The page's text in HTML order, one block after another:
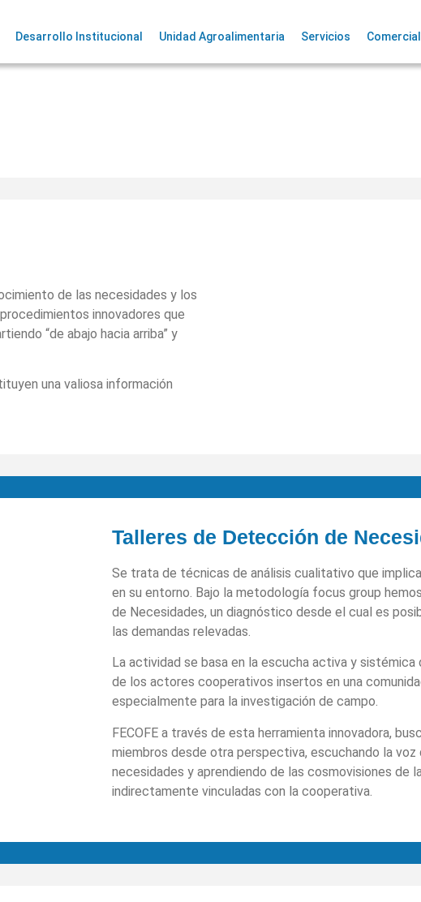
Desarrollo Institucional Unidad Agroalimentaria Servicios
de las necesidades y los
innovadores que
“de abajo hacia arriba” y
una valiosa información
Talleres de Detección de
Se trata de técnicas de análisis cualitativo que
en su entorno. Bajo la metodología focus group
de Necesidades, un diagnóstico desde el cual es
las demandas relevadas.
La actividad se basa en la escucha activa y
de los actores cooperativos insertos en una
especialmente para la investigación de campo.
FECOFE a través de esta herramienta innovadora,
miembros desde otra perspectiva, escuchando la
necesidades y aprendiendo de las cosmovisiones de
indirectamente vinculadas con la cooperativa.